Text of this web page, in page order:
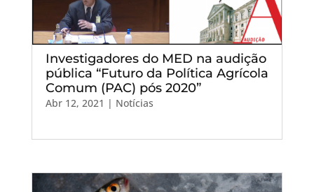
Investigadores do MED na audição
pública “Futuro da Política Agrícola
Comum (PAC) pós 2020”
Abr 12, 2021 | Notícias